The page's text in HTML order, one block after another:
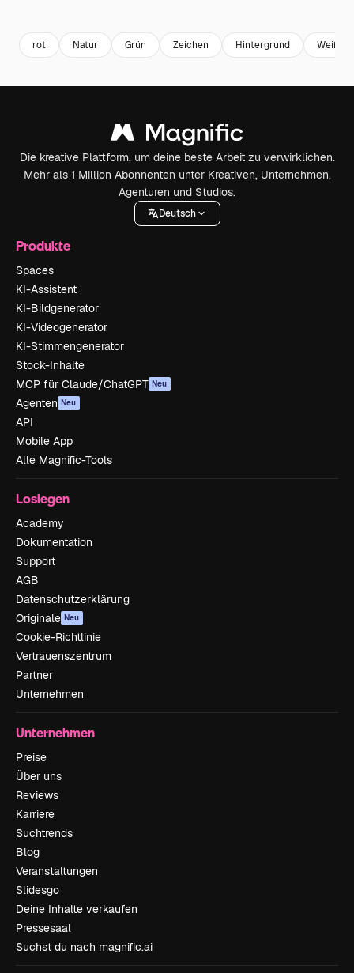
rot Natur Grün Zeichen Hintergrund Weiß
Die kreative Plattform, um deine beste Arbeit zu verwirklichen.
Mehr als 1 Million Abonnenten unter Kreativen, Unternehmen,
Agenturen und Studios.
Deutsch
Produkte
Spaces
KI-Assistent
KI-Bildgenerator
KI-Videogenerator
KI-Stimmengenerator
Stock-Inhalte
MCP für Claude/ChatGPT Neu
Agenten Neu
API
Mobile App
Alle Magnific-Tools
Loslegen
Academy
Dokumentation
Support
AGB
Datenschutzerklärung
Originale Neu
Cookie-Richtlinie
Vertrauenszentrum
Partner
Unternehmen
Unternehmen
Preise
Über uns
Reviews
Karriere
Suchtrends
Blog
Veranstaltungen
Slidesgo
Deine Inhalte verkaufen
Pressesaal
Suchst du nach magnific.ai